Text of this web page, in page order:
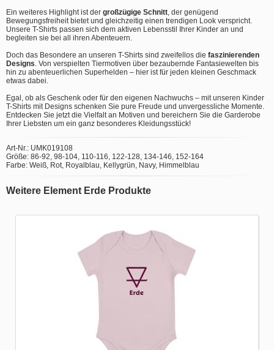
Ein weiteres Highlight ist der großzügige Schnitt , der genügend
Bewegungsfreiheit bietet und gleichzeitig einen trendigen Look verspricht.
Unsere T-Shirts passen sich dem aktiven Lebensstil Ihrer Kinder an und
begleiten sie bei all ihren Abenteuern.
Doch das Besondere an unseren T-Shirts sind zweifellos die faszinierenden
Designs . Von verspielten Tiermotiven über bezaubernde Fantasiewelten bis
hin zu abenteuerlichen Superhelden – hier ist für jeden kleinen Geschmack
etwas dabei.
Egal, ob als Geschenk oder für den eigenen Nachwuchs – mit unseren Kinder
T-Shirts mit Designs schenken Sie pure Freude und unvergessliche Momente.
Entdecken Sie jetzt die Vielfalt an Motiven und bereichern Sie die Garderobe
Ihrer Liebsten um ein ganz besonderes Kleidungsstück!
Art-Nr.: UMK019108
Größe: 86-92, 98-104, 110-116, 122-128, 134-146, 152-164
Farbe: Weiß, Rot, Royalblau, Kellygrün, Navy, Himmelblau
Weitere Element Erde Produkte